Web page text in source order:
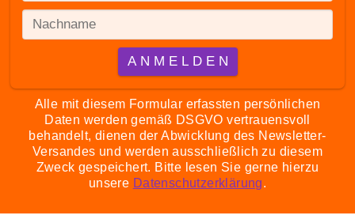
Alle mit diesem Formular erfassten persönlichen
Daten werden gemäß DSGVO vertrauensvoll
behandelt, dienen der Abwicklung des Newsletter-
Versandes und werden ausschließlich zu diesem
Zweck gespeichert. Bitte lesen Sie gerne hierzu
unsere Datenschutzerklärung.